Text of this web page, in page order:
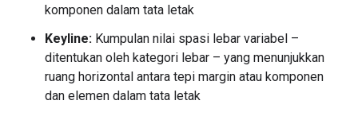
komponen dalam tata letak
Keyline: Kumpulan nilai spasi lebar variabel –
ditentukan oleh kategori lebar – yang menunjukkan
ruang horizontal antara tepi margin atau komponen
dan elemen dalam tata letak